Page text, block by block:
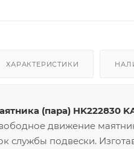
ХАРАКТЕРИСТИКИ
(пара) HK222830
движение
службы подвески.